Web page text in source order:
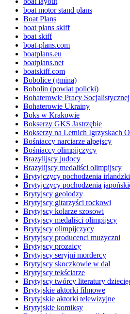
boat motor stand plans
Boat Plans
boat plans skiff
boat skiff
boat-plans.com
boatplans.eu
boatplans.net
boatskiff.com
Bobolice (gmina)
Bobolin (powiat policki)
Bohaterowie Pracy Socjalistycznej
Bohaterowie Ukrainy
Boks w Krakowie
Bokserzy GKS Jastrzębie
Bokserzy na Letnich Igrzyskach
Bośniaccy narciarze alpejscy
Bośniaccy olimpijczycy
Brazylijscy judocy
Brazylijscy medaliści olimpijscy
Brytyjczycy pochodzenia
Brytyjczycy pochodzenia
Brytyjscy geolodzy
Brytyjscy gitarzyści rockowi
Brytyjscy kolarze szosowi
Brytyjscy medaliści olimpijscy
Brytyjscy olimpijczycy
Brytyjscy producenci muzyczni
Brytyjscy prozaicy
Brytyjscy seryjni mordercy
Brytyjscy skoczkowie w dal
Brytyjscy tekściarze
Brytyjscy twórcy literatury
Brytyjskie aktorki filmowe
Brytyjskie aktorki telewizyjne
Brytyjskie komiksy